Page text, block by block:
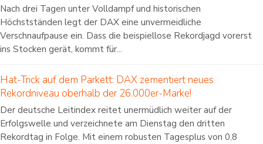
Nach drei Tagen unter Volldampf und historischen
Höchstständen legt der DAX eine unvermeidliche
Verschnaufpause ein. Dass die beispiellose Rekordjagd vorerst
ins Stocken gerät, kommt für...
Hat-Trick auf dem Parkett: DAX zementiert neues
Rekordniveau oberhalb der 26.000er-Marke!
Der deutsche Leitindex reitet unermüdlich weiter auf der
Erfolgswelle und verzeichnete am Dienstag den dritten
Rekordtag in Folge. Mit einem robusten Tagesplus von 0,8